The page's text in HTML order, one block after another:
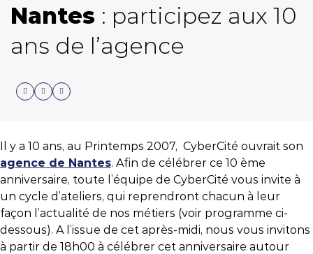
L'agence
Ressources
Nos clients
NOUS CONTACTER
Nantes : participez aux 10
ans de l’agence
Il y a 10 ans, au Printemps 2007, CyberCité ouvrait son
agence de Nantes. Afin de célébrer ce 10 ème
anniversaire, toute l’équipe de CyberCité vous invite à
un cycle d’ateliers, qui reprendront chacun à leur
façon l’actualité de nos métiers (voir programme ci-
dessous). A l’issue de cet après-midi, nous vous invitons
à partir de 18h00 à célébrer cet anniversaire autour